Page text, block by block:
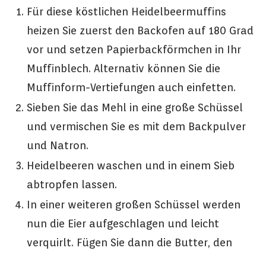
Für diese köstlichen Heidelbeermuffins
heizen Sie zuerst den Backofen auf 180 Grad
vor und setzen Papierbackförmchen in Ihr
Muffinblech. Alternativ können Sie die
Muffinform-Vertiefungen auch einfetten.
Sieben Sie das Mehl in eine große Schüssel
und vermischen Sie es mit dem Backpulver
und Natron.
Heidelbeeren waschen und in einem Sieb
abtropfen lassen.
In einer weiteren großen Schüssel werden
nun die Eier aufgeschlagen und leicht
verquirlt. Fügen Sie dann die Butter, den